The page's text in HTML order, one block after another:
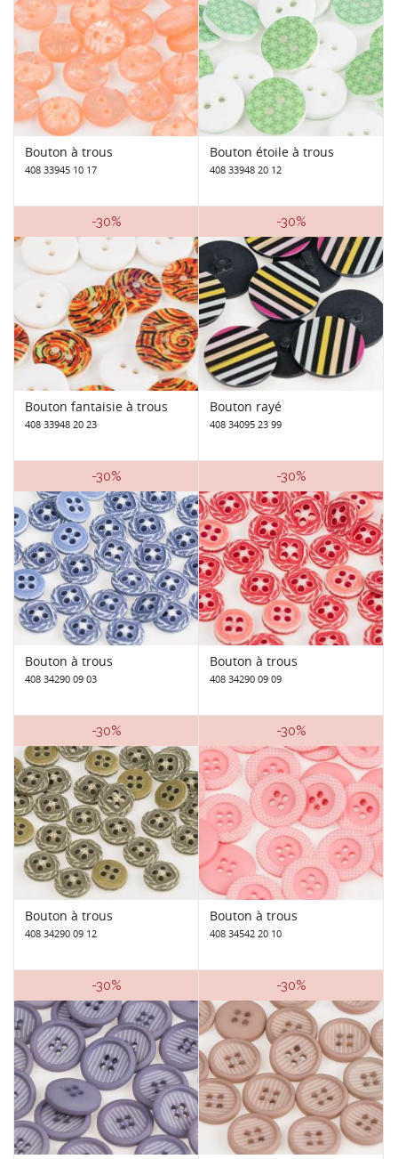
Bouton à trous
408 33945 10 17
Bouton étoile à trous
408 33948 20 12
-30%
Bouton fantaisie à trous
408 33948 20 23
-30%
Bouton rayé
408 34095 23 99
-30%
Bouton à trous
408 34290 09 03
-30%
Bouton à trous
408 34290 09 09
-30%
Bouton à trous
408 34290 09 12
-30%
Bouton à trous
408 34542 20 10
-30% -30%